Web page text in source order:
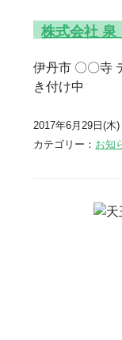
株式会社
伊丹市 〇〇寺
き付け中
2017年6月29日(木
カテゴリー： お知